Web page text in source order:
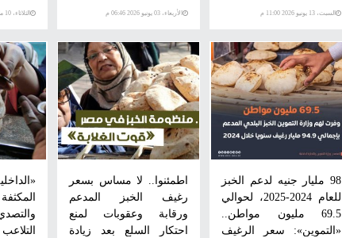
السبت، 13 يونيو 2026 11:00 م
الشرائية للمواطن
الأربعاء، 03 يونيو 2026 06:46 م الثلاثاء، 10 مارس 2026 11:46 ص
98 مليار جنيه لدعم الخبز
للعام 2024-2025، لحوالي
69.5 مليون مواطن..
«التموين»: سعر الرغيف
اطمئنوا.. لا مساس بسعر
رغيف الخبز المدعم
ورقابة وعقوبات لمنع
احتكار السلع بعد زيادة